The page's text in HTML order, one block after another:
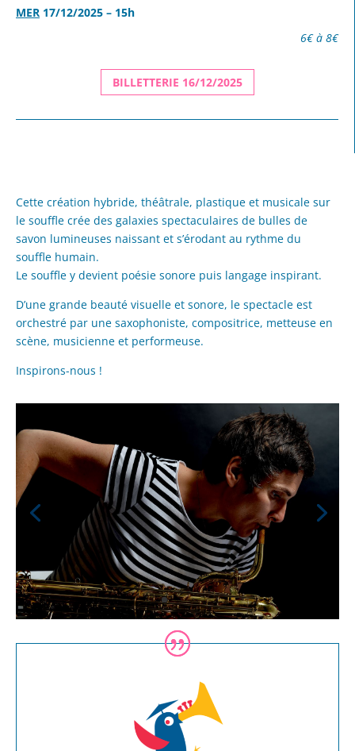
MER 17/12/2025 – 15h
6€ à 8€
BILLETTERIE 16/12/2025
Cette création hybride, théâtrale, plastique et musicale sur
le souffle crée des galaxies spectaculaires de bulles de
savon lumineuses naissant et s’érodant au rythme du
souffle humain.
Le souffle y devient poésie sonore puis langage inspirant.
D’une grande beauté visuelle et sonore, le spectacle est
orchestré par une saxophoniste, compositrice, metteuse en
scène, musicienne et performeuse.
Inspirons-nous !